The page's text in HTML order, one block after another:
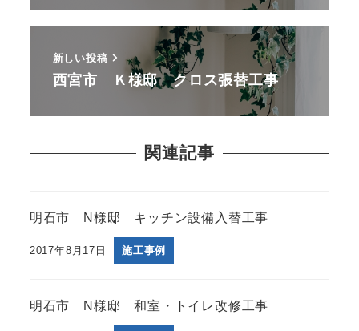
新しい投稿
西宮市 Ｋ様邸 クロス張替工事
関連記事
明石市 N様邸 キッチン設備入替工事
2017年8月17日 施工事例
明石市 N様邸 和室・トイレ改修工事